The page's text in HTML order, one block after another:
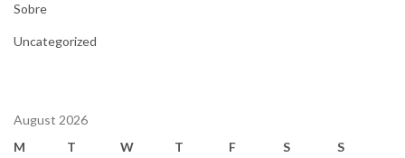
Sobre
Uncategorized
August 2026
M
T W T F S
S